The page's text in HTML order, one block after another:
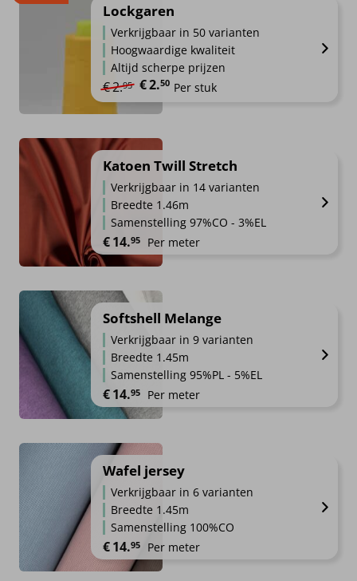
Lockgaren
Verkrijgbaar in 50 varianten
Hoogwaardige kwaliteit
Altijd scherpe prijzen
€2.95
Oorspronkelijke prijs was: €2.95.
€2.50
Huidige prijs is: €2.50.
Per stuk
Katoen Twill Stretch
Verkrijgbaar in 14 varianten
Breedte 1.46m
Samenstelling 97%CO - 3%EL
€14.95 Per meter
Softshell Melange
Verkrijgbaar in 9 varianten
Breedte 1.45m
Samenstelling 95%PL - 5%EL
€14.95 Per meter
Wafel jersey
Verkrijgbaar in 6 varianten
Breedte 1.45m
Samenstelling 100%CO
€14.95 Per meter